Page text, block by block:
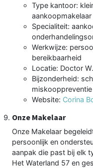
Type kantoor:
Specialiteit:
Werkwijze:
bereikbaarheid
Locatie: Doctor
Bijzonderheid:
miskooppreventie
Website: Corina
Onze Makelaar
Onze Makelaar
persoonlijk en
aanpak die past bij elk
Het Waterland 57 en